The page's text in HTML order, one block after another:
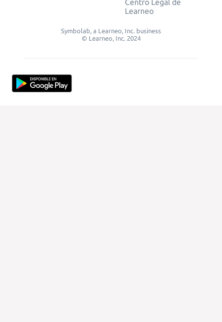
Centro Legal de
Learneo
Symbolab, a Learneo, Inc. business
© Learneo, Inc. 2024